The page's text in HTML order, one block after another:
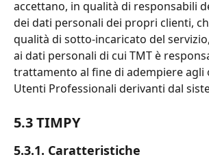
accettano, in qualità di responsabili
dei dati personali dei propri clienti,
qualità di sotto-incaricato del
ai dati personali di cui TMT è
trattamento al fine di adempiere agli
Utenti Professionali derivanti dal
5.3 TIMPY
5.3.1. Caratteristiche